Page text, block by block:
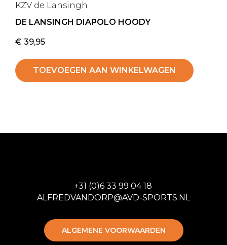
KZV de Lansingh
DE LANSINGH DIAPOLO HOODY
€ 39,95
TOEVOEGEN AAN WINKELWAGEN
+31 (0)6 33 99 04 18
ALFREDVANDORP@AVD-SPORTS.NL
ALGEMENE VOORWAARDEN